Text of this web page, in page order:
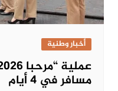
أخبار وطنية
مسافر في 4 أيام